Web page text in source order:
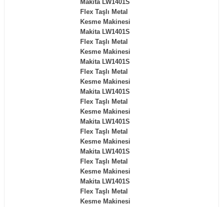
Makita LW1401S
Flex Taşlı Metal
Kesme Makinesi
Makita LW1401S
Flex Taşlı Metal
Kesme Makinesi
Makita LW1401S
Flex Taşlı Metal
Kesme Makinesi
Makita LW1401S
Flex Taşlı Metal
Kesme Makinesi
Makita LW1401S
Flex Taşlı Metal
Kesme Makinesi
Makita LW1401S
Flex Taşlı Metal
Kesme Makinesi
Makita LW1401S
Flex Taşlı Metal
Kesme Makinesi